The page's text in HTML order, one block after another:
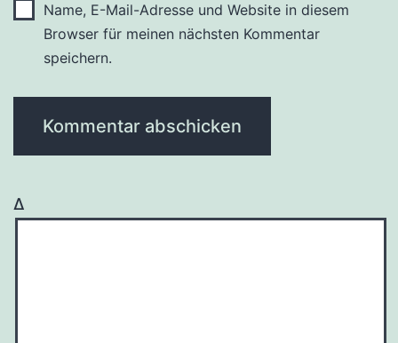
Name, E-Mail-Adresse und Website in diesem
Browser für meinen nächsten Kommentar
speichern.
Δ